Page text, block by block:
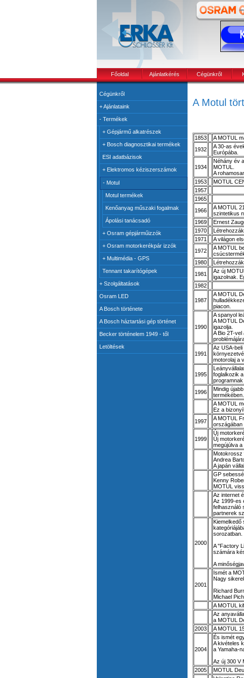
Főoldal Ajánlatkérés Cégünkről
Cégünkről
+Ajánlataink
- Termékek
+ Gépjármű alkatrészek
+ Bosch diagnosztikai termékek
ESI adatbázisok
+ Elektromos kéziszerszámok
- Motul
Motul termékek
Kenőanyag műszaki fogalmak
Ápolási tanácsadó
+ Osram gépjárműizzók
+ Osram motorkerékpár izzók
+ Multimédia - GPS
Tennant takarítógépek
+ Szolgáltatások
Osram LED
A Bosch története
A Bosch háztartási gép történet
Becker történelem 1949 - től
Letöltések
A Motul
1853
A MOTUL
1932
A 30-as
Európába.
1934
Néhány év
MOTUL.
A
1953
MOTUL
1957
1965
1966
A MOTUL
szintetikus
1969
Ernest
1970
1971
A világon
1972
A MOTUL
1980
1981
Az új
igazolnak.
1982
1987
A MOTUL
piacon.
1990
A spanyol
A MOTUL
igazolja.
A Bio 2T-
1991
Az USA-
motorolaj a
1995
foglalkozik
programnak
1996
Mindig
termékében.
A MOTUL
Ez a
1997
A MOTUL
országában
1999
Új
Új
megújúlva
Motokrossz
Andrea
A japán
GP
Kenny
MOTUL
Az internet
Az 1999-es
felhasználó
partnerek
2000
Kiemelkedő
sorozatban.
A "Factory
számára
A
2001
Ismét a
Nagy
Richard
Michael
A MOTUL
Az
a MOTUL
2003
A MOTUL
2004
És ismét
A kivételes
a Yamaha-
Az új 300 V
2005
MOTUL